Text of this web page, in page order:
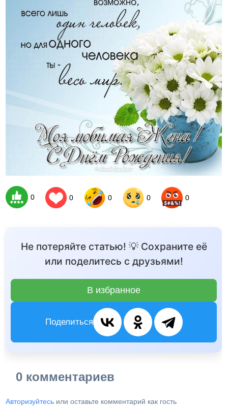
0 0 0 0 0
Не потеряйте статью! 💡 Сохраните её
или поделитесь с друзьями!
В избранное
Поделиться
0 комментариев
Авторизуйтесь или оставьте комментарий как гость